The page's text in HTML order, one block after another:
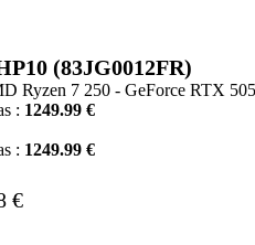
(83JG0012FR)
Ryzen 7 250 - GeForce RTX
: 1249.99 €
: 1249.99 €
€